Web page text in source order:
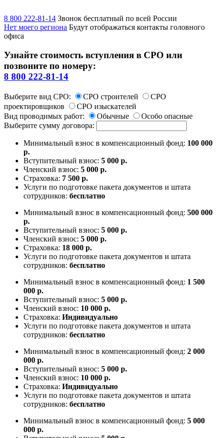
8 800 222-81-14 Звонок бесплатный по всей России
Нет моего региона Будут отображаться контакты головного
офиса
Узнайте стоимость вступления в СРО или
позвоните по номеру:
8 800 222-81-14
Выберите вид СРО: СРО строителей
СРО
проектировщиков
СРО изыскателей
Вид проводимых работ:
Обычные
Особо опасные
Выберите сумму договора:
Минимальный взнос в компенсационный фонд: 100 000
р.
Вступительный взнос: 5 000 р.
Членский взнос: 5 000 р.
Страховка: 7 500 р.
Услуги по подготовке пакета документов и штата
сотрудников: бесплатно
Минимальный взнос в компенсационный фонд: 500 000
р.
Вступительный взнос: 5 000 р.
Членский взнос: 5 000 р.
Страховка: 18 000 р.
Услуги по подготовке пакета документов и штата
сотрудников: бесплатно
Минимальный взнос в компенсационный фонд: 1 500
000 р.
Вступительный взнос: 5 000 р.
Членский взнос: 10 000 р.
Страховка: Индивидуально
Услуги по подготовке пакета документов и штата
сотрудников: бесплатно
Минимальный взнос в компенсационный фонд: 2 000
000 р.
Вступительный взнос: 5 000 р.
Членский взнос: 10 000 р.
Страховка: Индивидуально
Услуги по подготовке пакета документов и штата
сотрудников: бесплатно
Минимальный взнос в компенсационный фонд: 5 000
000 р.